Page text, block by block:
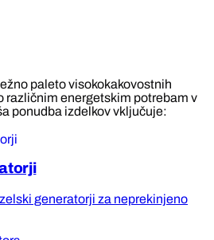
paleto visokokakovostnih
različnim energetskim potrebam v
ponudba izdelkov vključuje:
generatorji za neprekinjeno